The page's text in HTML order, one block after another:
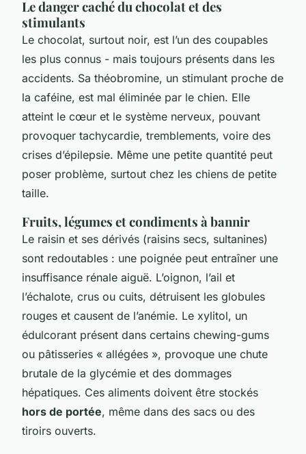
Le danger caché du chocolat et des
stimulants
Le chocolat, surtout noir, est l’un des coupables
les plus connus - mais toujours présents dans les
accidents. Sa théobromine, un stimulant proche de
la caféine, est mal éliminée par le chien. Elle
atteint le cœur et le système nerveux, pouvant
provoquer tachycardie, tremblements, voire des
crises d’épilepsie. Même une petite quantité peut
poser problème, surtout chez les chiens de petite
taille.
Fruits, légumes et condiments à bannir
Le raisin et ses dérivés (raisins secs, sultanines)
sont redoutables : une poignée peut entraîner une
insuffisance rénale aiguë. L’oignon, l’ail et
l’échalote, crus ou cuits, détruisent les globules
rouges et causent de l’anémie. Le xylitol, un
édulcorant présent dans certains chewing-gums
ou pâtisseries « allégées », provoque une chute
brutale de la glycémie et des dommages
hépatiques. Ces aliments doivent être stockés
hors de portée, même dans des sacs ou des
tiroirs ouverts.